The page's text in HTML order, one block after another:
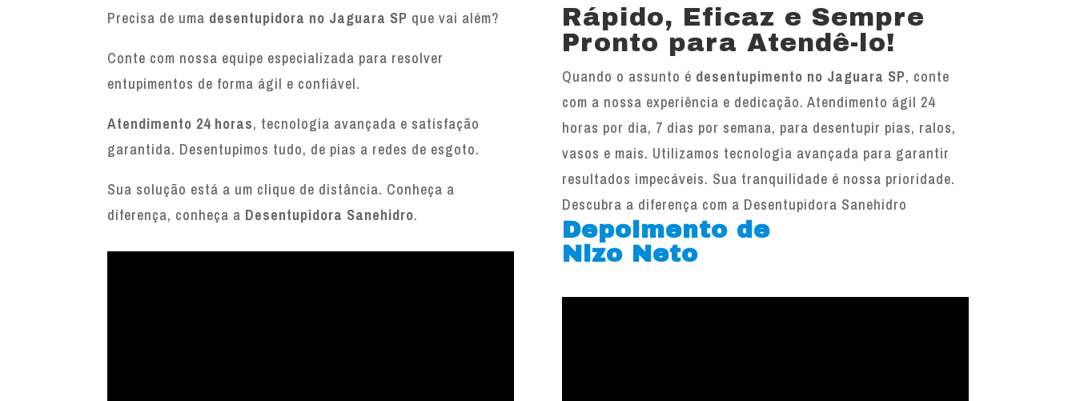
Precisa de uma desentupidora no Jaguara SP que vai além?
Conte com nossa equipe especializada para resolver
entupimentos de forma ágil e confiável.
Atendimento 24 horas, tecnologia avançada e satisfação
garantida. Desentupimos tudo, de pias a redes de esgoto.
Sua solução está a um clique de distância. Conheça a
diferença, conheça a Desentupidora Sanehidro.
Rápido, Eficaz e Sempre
Pronto para Atendê-lo!
Quando o assunto é desentupimento no Jaguara SP, conte
com a nossa experiência e dedicação. Atendimento ágil 24
horas por dia, 7 dias por semana, para desentupir pias, ralos,
vasos e mais. Utilizamos tecnologia avançada para garantir
resultados impecáveis. Sua tranquilidade é nossa prioridade.
Descubra a diferença com a Desentupidora Sanehidro
Depoimento de
Nizo Neto